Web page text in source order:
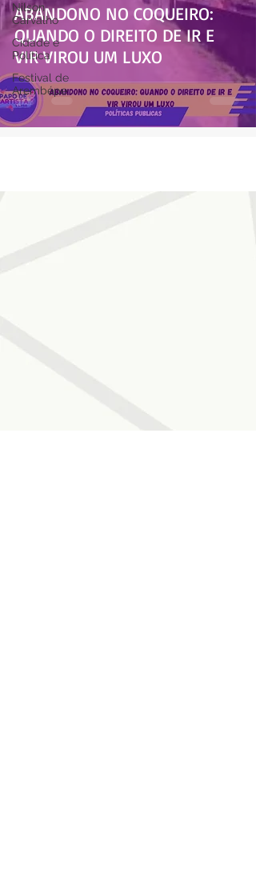
Nilson
Carvalho
Cidade e
Política
Festival de
Arembépe
ABANDONO NO COQUEIRO:
QUANDO O DIREITO DE IR E
VIR VIROU UM LUXO